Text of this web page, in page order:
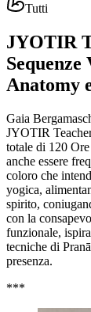
Tutti
JYOTIR
Anatomy
Gaia
JYOTIR
totale di 120
anche essere
coloro che
yogica,
spirito,
con la
funzionale,
tecniche di
presenza.
***